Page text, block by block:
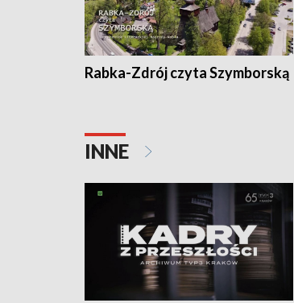
Rabka-Zdrój czyta Szymborską
INNE